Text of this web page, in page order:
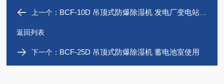
上一个： BCF-10D 吊顶式防爆除湿机 发电厂变电站使用
返回列表
下一个： BCF-25D 吊顶式防爆除湿机 蓄电池室使用